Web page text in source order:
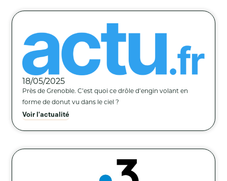
18/05/2025
Près de Grenoble. C’est quoi ce drôle d’engin volant en
forme de donut vu dans le ciel ?
Voir l'actualité